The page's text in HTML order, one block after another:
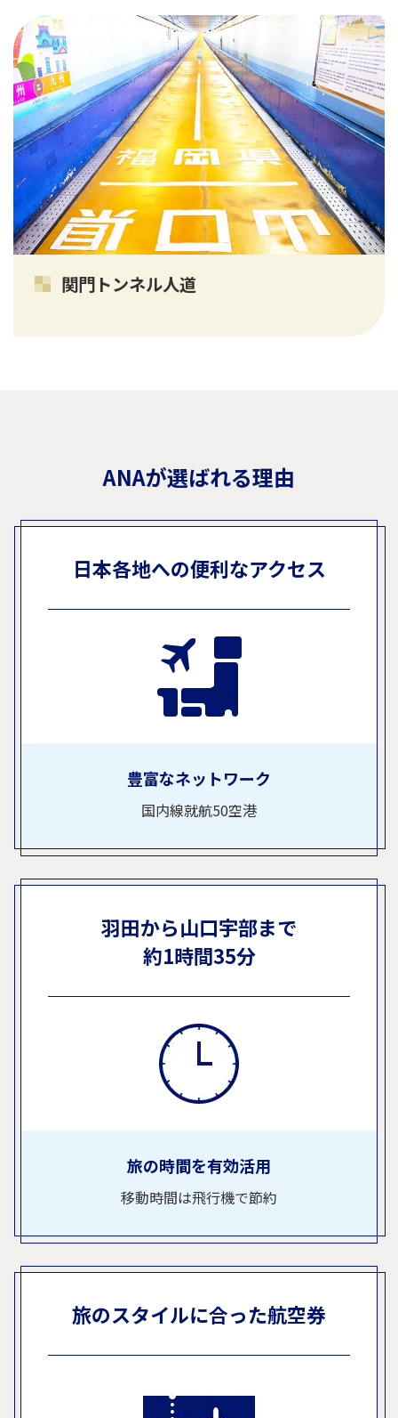
関門トンネル人道
ANAが選ばれる理由
日本各地への便利なアクセス
豊富なネットワーク
国内線就航50空港
羽田から山口宇部まで
約1時間35分
旅の時間を有効活用
移動時間は飛行機で節約
旅のスタイルに合った航空券